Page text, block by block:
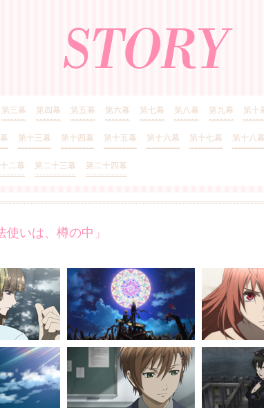
第三幕 第四幕 第五幕 第六幕 第七幕 第八幕 第九幕 第十
第十三幕 第十四幕 第十五幕 第十六幕 第十七幕 第十八幕
二幕 第二十三幕 第二十四幕
使いは、樽の中」